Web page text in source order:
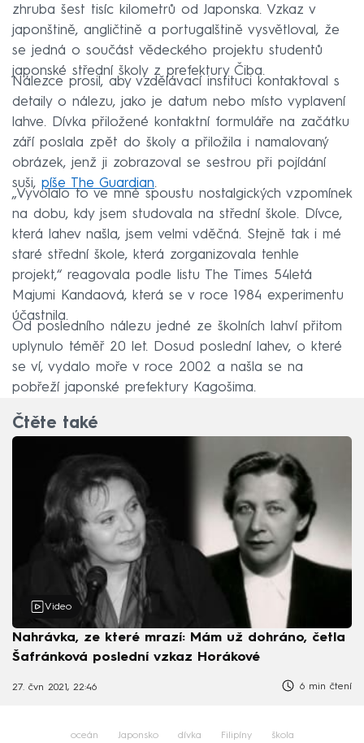
zhruba šest tisíc kilometrů od Japonska. Vzkaz v
japonštině, angličtině a portugalštině vysvětloval, že
se jedná o součást vědeckého projektu studentů
japonské střední školy z prefektury Čiba.
Nálezce prosil, aby vzdělávací instituci kontaktoval s
detaily o nálezu, jako je datum nebo místo vyplavení
lahve. Dívka přiložené kontaktní formuláře na začátku
září poslala zpět do školy a přiložila i namalovaný
obrázek, jenž ji zobrazoval se sestrou při pojídání
suši, píše The Guardian.
„Vyvolalo to ve mně spoustu nostalgických vzpomínek
na dobu, kdy jsem studovala na střední škole. Dívce,
která lahev našla, jsem velmi vděčná. Stejně tak i mé
staré střední škole, která zorganizovala tenhle
projekt,“ reagovala podle listu The Times 54letá
Majumi Kandaová, která se v roce 1984 experimentu
účastnila.
Od posledního nálezu jedné ze školních lahví přitom
uplynulo téměř 20 let. Dosud poslední lahev, o které
se ví, vydalo moře v roce 2002 a našla se na
pobřeží japonské prefektury Kagošima.
Čtěte také
Video
Nahrávka, ze které mrazí: Mám už dohráno, četla
Šafránková poslední vzkaz Horákové
27. čvn 2021, 22:46 6 min čtení
oceán Japonsko dívka Filipíny škola